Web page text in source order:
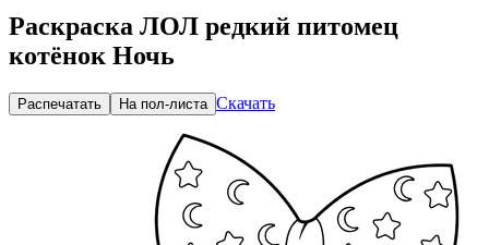
Раскраска ЛОЛ редкий питомец
котёнок Ночь
Распечатать На пол-листа Скачать